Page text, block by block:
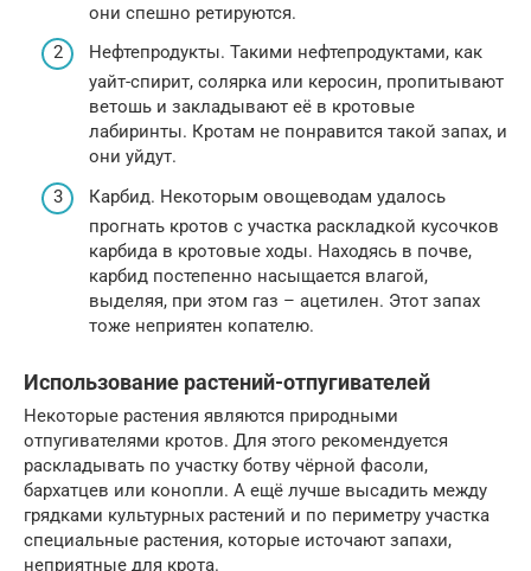
они спешно ретируются.
Нефтепродукты. Такими нефтепродуктами, как
уайт-спирит, солярка или керосин, пропитывают
ветошь и закладывают её в кротовые
лабиринты. Кротам не понравится такой запах, и
они уйдут.
Карбид. Некоторым овощеводам удалось
прогнать кротов с участка раскладкой кусочков
карбида в кротовые ходы. Находясь в почве,
карбид постепенно насыщается влагой,
выделяя, при этом газ – ацетилен. Этот запах
тоже неприятен копателю.
Использование растений-отпугивателей
Некоторые растения являются природными
отпугивателями кротов. Для этого рекомендуется
раскладывать по участку ботву чёрной фасоли,
бархатцев или конопли. А ещё лучше высадить между
грядками культурных растений и по периметру участка
специальные растения, которые источают запахи,
неприятные для крота.